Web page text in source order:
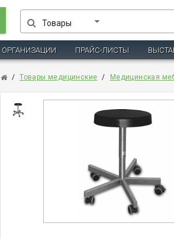
Товары
ОРГАНИЗАЦИИ ПРАЙС-ЛИСТЫ
/ Товары медицинские / Медицинская